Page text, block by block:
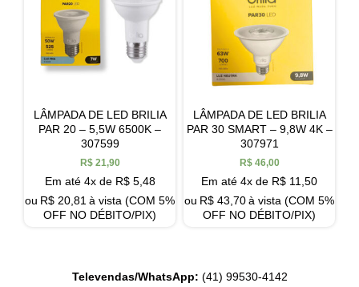
LÂMPADA DE LED BRILIA
PAR 20 – 5,5W 6500K –
307599
R$21,90
Em até 4x de R$5,48
ou R$ 20,81 à vista (COM 5%
OFF NO DÉBITO/PIX)
LÂMPADA DE LED BRILIA
PAR 30 SMART – 9,8W 4K –
307971
R$46,00
Em até 4x de R$ 11,50
ou R$ 43,70à vista (COM 5%
OFF NO DÉBITO/PIX)
Televendas/WhatsApp: (41) 99530-4142